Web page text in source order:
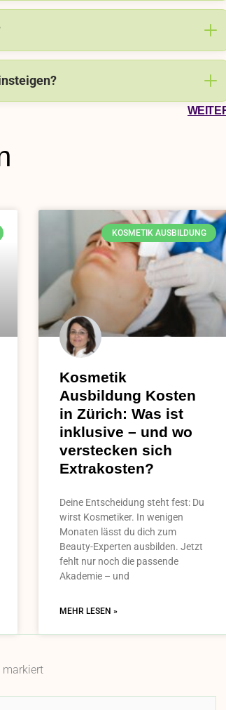
KOSMETIK AUSBILDUNG
Kosmetik
Ausbildung Kosten
in Zürich: Was ist
inklusive – und wo
verstecken sich
Extrakosten?
Deine Entscheidung steht fest: Du
wirst Kosmetiker. In wenigen
Monaten lässt du dich zum
Beauty-Experten ausbilden. Jetzt
fehlt nur noch die passende
Akademie – und
MEHR LESEN »
markiert